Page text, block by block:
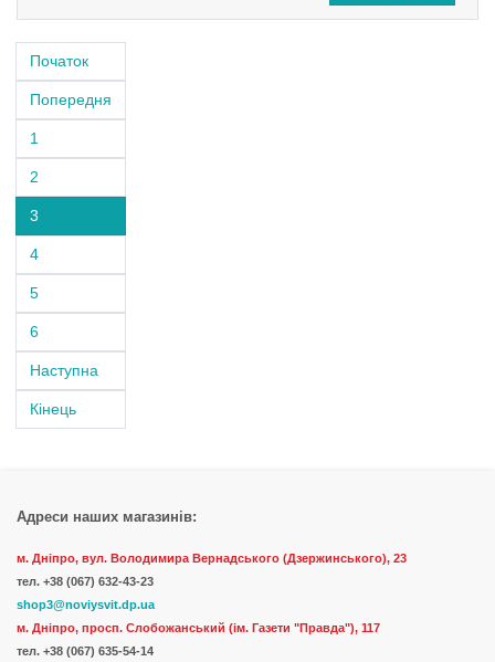
Початок
Попередня
1
2
3
4
5
6
Наступна
Кінець
Адреси наших магазинів:
м. Дніпро, вул. Володимира Вернадського (Дзержинського), 23
тел. +38 (067) 632-43-23
shop3@noviysvit.dp.ua
м. Дніпро, просп. Слобожанський (ім. Газети "Правда"), 117
тел. +38 (067) 635-54-14